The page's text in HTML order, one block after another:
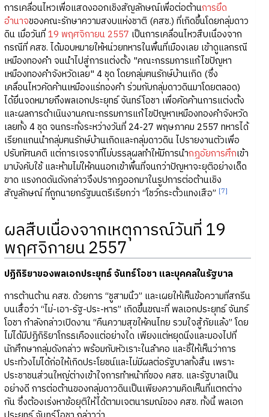
การเคลื่อนไหวเพื่อแสดงออกเชิงสัญลักษณ์เพื่อต่อต้านการยึด
อำนาจของคณะรักษาความสงบแห่งชาติ (คสช.) ที่เกิดขึ้นโดยกลุ่มดาว
ดิน เมื่อวันที่19 พฤศจิกายน 2557 เป็นการเคลื่อนไหวสืบเนื่องจาก
กรณีที่ คสช. ได้มอบหมายให้หน่วยทหารในพื้นที่เมืองเลย เข้าดูแลกรณี
เหมืองทองคำ จนนำไปสู่การแต่งตั้ง "คณะกรรมการแก้ไขปัญหา
เหมืองทองคำจังหวัดเลย" 4 ชุด โดยกลุ่มฅนรักษ์บ้านเกิด (ซึ่ง
เคลื่อนไหวคัดค้านเหมืองแร่ทองคำ ร่วมกับกลุ่มดาวดินมาโดยตลอด)
ได้ยื่นจดหมายถึงพลเอกประยุทธ์ จันทร์โอชา เพื่อคัดค้านการแต่งตั้ง
และผลการดำเนินงานคณะกรรมการแก้ไขปัญหาเหมืองทองคำจังหวัด
เลยทั้ง 4 ชุด จนกระทั่งระหว่างวันที่ 24-27 พฤษภาคม 2557 ทหารได้
เรียกแกนนำกลุ่มฅนรักษ์บ้านเกิดและกลุ่มดาวดิน ไปรายงานตัวเพื่อ
ปรับทัศนคติ แต่การเจรจาที่ไม่บรรลุผลทำให้มีการนำกฎอัยการศึกเข้า
มาบังคับใช้ และห้ามไม่ให้คนนอกเข้าพื้นที่จนกว่าปัญหาจะยุติอย่างเด็ด
ขาด แรงกดดันดังกล่าวจึงปรากฏออกมาในรูปการต่อต้านเชิง
สัญลักษณ์ ที่ถูกนายกรัฐมนตรีเรียกว่า “โชว์กระตั้วแทงเสือ” [7]
ผลสืบเนื่องจากเหตุการณ์วันที่ 19
พฤศจิกายน 2557
ปฏิกิริยาของพลเอกประยุทธ์ จันทร์โอชา และบุคคลในรัฐบาล
การต้านต้าน คสช. ด้วยการ “ชูสามนิ้ว” และเผยให้เห็นข้อความที่สกรีน
บนเสื้อว่า “ไม่-เอา-รัฐ-ประ-หาร” เกิดขึ้นขณะที่ พลเอกประยุทธ์ จันทร์
โอชา กำลังกล่าวเปิดงาน “คืนความสุขให้คนไทย รวมใจสู้ภัยแล้ง” โดย
ไม่ได้มีปฏิกิริยาโกรธเคืองแต่อย่างใด เพียงแต่หยุดนิ่งและมองไปที่
นักศึกษากลุ่มดังกล่าว พร้อมกับหัวเราะในลำคอ และชี้ให้เห็นว่าการ
ประท้วงไม่ได้ก่อให้เกิดประโยชน์และไม่มีผลต่อรัฐบาลทั้งสิ้น เพราะ
ประชาชนส่วนใหญ่ต่างเข้าใจการทำหน้าที่ของ คสช. และรัฐบาลเป็น
อย่างดี การต่อต้านของกลุ่มดาวดินเป็นเพียงความคิดเห็นที่แตกต่าง
กัน ซึ่งต้องเร่งหาข้อยุติให้ได้ตามเจตนารมณ์ของ คสช. ทั้งนี้ พลเอก